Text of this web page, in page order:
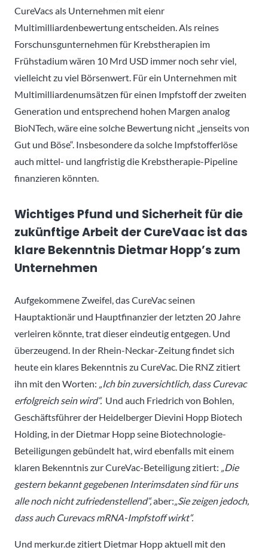
CureVacs als Unternehmen mit eienr
Multimilliardenbewertung entscheiden. Als reines
Forschunsgunternehmen für Krebstherapien im
Frühstadium wären 10 Mrd USD immer noch sehr viel,
vielleicht zu viel Börsenwert. Für ein Unternehmen mit
Multimilliardenumsätzen für einen Impfstoff der zweiten
Generation und entsprechend hohen Margen analog
BioNTech, wäre eine solche Bewertung nicht „jenseits von
Gut und Böse“. Insbesondere da solche Impfstofferlöse
auch mittel- und langfristig die Krebstherapie-Pipeline
finanzieren könnten.
Wichtiges Pfund und Sicherheit für die
zukünftige Arbeit der CureVaac ist das
klare Bekenntnis Dietmar Hopp’s zum
Unternehmen
Aufgekommene Zweifel, das CureVac seinen
Hauptaktionär und Hauptfinanzier der letzten 20 Jahre
verleiren könnte, trat dieser eindeutig entgegen. Und
überzeugend. In der Rhein-Neckar-Zeitung findet sich
heute ein klares Bekenntnis zu CureVac. Die RNZ zitiert
ihn mit den Worten: „Ich bin zuversichtlich, dass Curevac
erfolgreich sein wird“.Und auch Friedrich von Bohlen,
Geschäftsführer der Heidelberger Dievini Hopp Biotech
Holding, in der Dietmar Hopp seine Biotechnologie-
Beteiligungen gebündelt hat, wird ebenfalls mit einem
klaren Bekenntnis zur CureVac-Beteiligung zitiert: „Die
gestern bekannt gegebenen Interimsdaten sind für uns
alle noch nicht zufriedenstellend“,aber:„Sie zeigen jedoch,
dass auch Curevacs mRNA-Impfstoff wirkt“.
Und merkur.de zitiert Dietmar Hopp aktuell mit den